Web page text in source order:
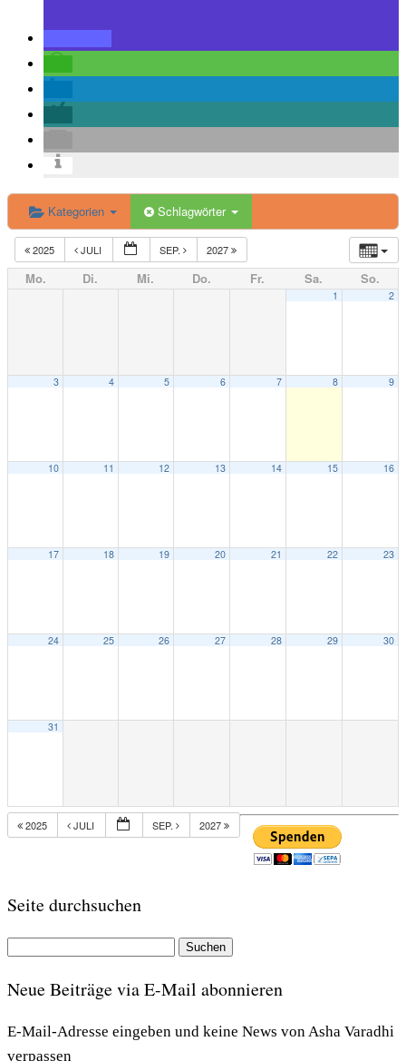
Kategorien Schlagwörter
2025 JULI SEP. 2027
Mo. Di. Mi. Do. Fr. Sa. So.
1 2
3 4 5 6 7 8 9
10 11 12 13 14 15 16
17 18 19 20 21 22 23
24 25 26 27 28 29 30
31
2025 JULI SEP. 2027
Seite durchsuchen
Neue Beiträge via E-Mail abonnieren
E-Mail-Adresse eingeben und keine News von Asha Varadhi
verpassen